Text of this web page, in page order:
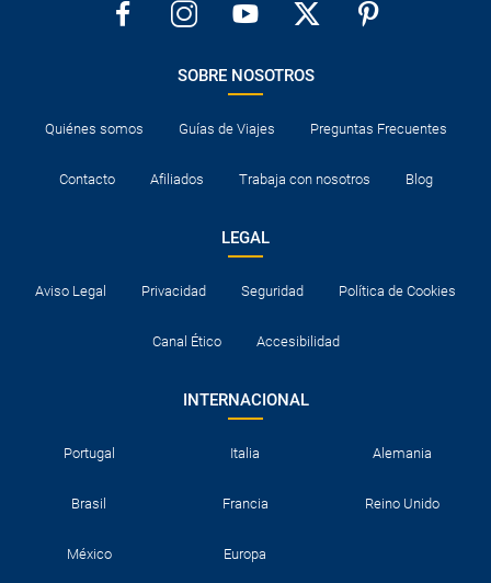
SOBRE NOSOTROS
Quiénes somos Guías de Viajes Preguntas Frecuentes
Contacto Afiliados Trabaja con nosotros Blog
LEGAL
Aviso Legal Privacidad Seguridad Política de Cookies
Canal Ético Accesibilidad
INTERNACIONAL
Portugal Italia Alemania
Brasil Francia Reino Unido
México Europa